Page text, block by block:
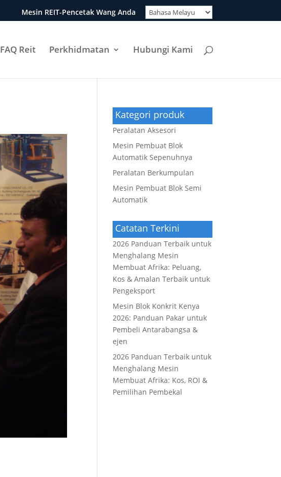
Mesin REIT-Pencetak Wang Anda
FAQ Reit Perkhidmatan Hubungi Kami
Kategori produk
Peralatan Aksesori
Mesin Pembuat Blok
Automatik Sepenuhnya
Peralatan Berkumpulan
Mesin Pembuat Blok Semi
Automatik
Catatan Terkini
2026 Panduan Terbaik untuk
Menghalang Mesin
Membuat Afrika: Peluang,
Kos & Amalan Terbaik untuk
Pengeksport
Mesin Blok Konkrit Kenya
2026: Panduan Pakar untuk
Pembeli Antarabangsa &
ejen
2026 Panduan Terbaik untuk
Menghalang Mesin
Membuat Afrika: Kos, ROI &
Pemilihan Pembekal